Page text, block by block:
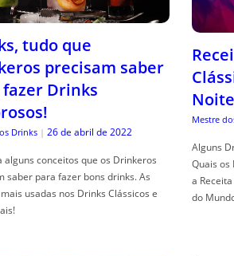
tudo que
precisam saber
Drinks
Drinks | 26 de abril de 2022
alguns conceitos que os Drinkeros
saber para fazer bons drinks. As
usadas nos Drinks Clássicos e
Mestre
Alguns
Quais os
a
do